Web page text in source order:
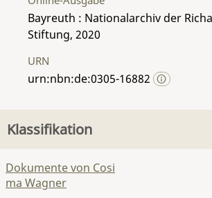
Bayreuth : Nationalarchiv der
Stiftung, 2020
URN
urn:nbn:de:0305-16882
Klassifikation
Dokumente von Cosi
ma Wagner